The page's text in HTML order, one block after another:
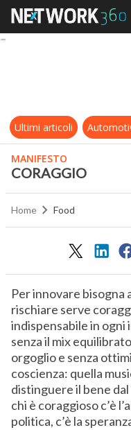
Ultimi articoli
MANIFESTO
CORAGGIO
Home Food
Per innovare bisogna
rischiare serve
indispensabile in ogni
senza il mix
orgoglio e senza
coscienza: quella
distinguere il bene
chi è coraggioso c’è
politica, c’è la